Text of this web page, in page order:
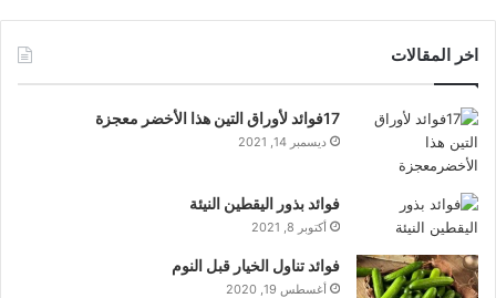
اخر المقالات
17فوائد لأوراق التين هذا الأخضر معجزة
ديسمبر 14, 2021
فوائد بذور اليقطين النيئة
أكتوبر 8, 2021
فوائد تناول الخيار قبل النوم
أغسطس 19, 2020